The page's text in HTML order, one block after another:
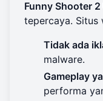
Funny Shooter
tepercaya. Situs
Tidak ada
malware.
Gameplay
performa